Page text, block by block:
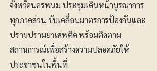
จังหวัดนครพนม ประชุมเดินหน้าบูรณาการ
ทุกภาคส่วน ขับเคลื่อนมาตรการป้องกันและ
ปราบปรามยาเสพติด พร้อมติดตาม
สถานการณ์เพื่อสร้างความปลอดภัยให้
ประชาชนในพื้นที่